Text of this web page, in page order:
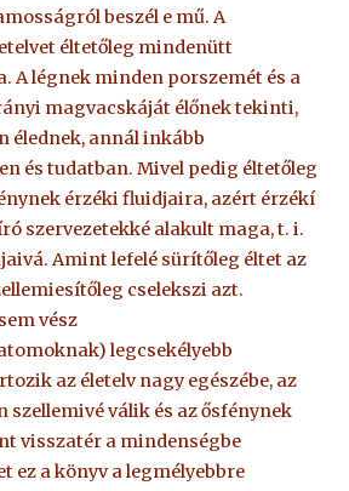
beszél e mű. A
éltetőleg mindenütt
A légnek minden porszemét és a
magvacskáját élőnek tekinti,
élednek, annál inkább
és tudatban. Mivel pedig éltetőleg
érzéki fluidjaira, azért érzékí
szervezetekké alakult maga, t. i.
Amint lefelé sürítőleg éltet az
cselekszi azt.
vész
legcsekélyebb
az életelv nagy egészébe, az
szellemivé válik és az ősfénynek
visszatér a mindenségbe
ez a könyv a legmélyebbre